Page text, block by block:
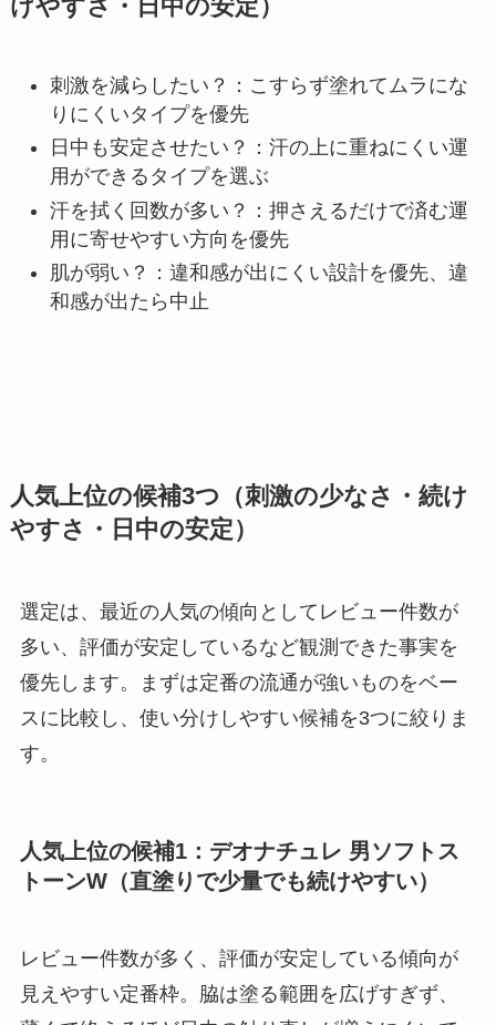
けやすさ・日中の安定）
刺激を減らしたい？：こすらず塗れてムラにな
りにくいタイプを優先
日中も安定させたい？：汗の上に重ねにくい運
用ができるタイプを選ぶ
汗を拭く回数が多い？：押さえるだけで済む運
用に寄せやすい方向を優先
肌が弱い？：違和感が出にくい設計を優先、違
和感が出たら中止
人気上位の候補3つ（刺激の少なさ・続け
やすさ・日中の安定）
選定は、最近の人気の傾向としてレビュー件数が
多い、評価が安定しているなど観測できた事実を
優先します。まずは定番の流通が強いものをベー
スに比較し、使い分けしやすい候補を3つに絞りま
す。
人気上位の候補1：デオナチュレ 男ソフトス
トーンW（直塗りで少量でも続けやすい）
レビュー件数が多く、評価が安定している傾向が
見えやすい定番枠。脇は塗る範囲を広げすぎず、